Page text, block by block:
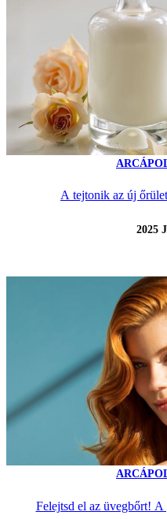
A tejtonik az új
2025
Felejtsd el az üvegbőrt! A